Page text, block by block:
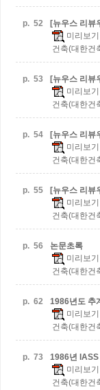
p. 52
[뉴우스 리뷰
미리보기
건축(대한건
p. 53
[뉴우스 리뷰
미리보기
건축(대한건
p. 54
[뉴우스 리뷰
미리보기
건축(대한건
p. 55
[뉴우스 리뷰
미리보기
건축(대한건
p. 56
논문초록
미리보기
건축(대한건
p. 62
1986년도 추
미리보기
건축(대한건
p. 73
1986년
미리보기
건축(대한건